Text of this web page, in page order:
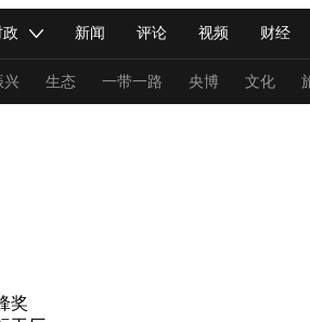
政 新闻 评论 视频 财经
联播+ 中国领导人 央视快评 习
栏目大全 节目单 听音 微视频
English Монгол
兴 生态 一带一路 央博 文化
近平
奖